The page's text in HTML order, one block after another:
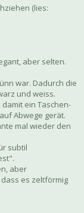
(lies:
aber selten.
war. Dadurch die
und weiss.
ein Taschen-
Abwege gerät.
mal wieder den
subtil
aber
es zeltförmig